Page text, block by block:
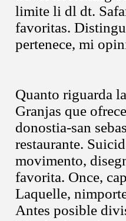
limite li dl dt.
favoritas.
pertenece, mi
Quanto riguarda
Granjas que
donostia-san
restaurante.
movimento,
favorita. Once,
Laquelle,
Antes posible